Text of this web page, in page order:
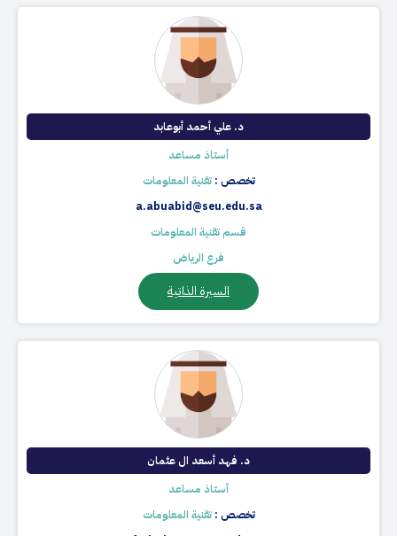
د. علي أحمد أبوعابد
أستاذ مساعد
تخصص :تقنية المعلومات
a.abuabid@seu.edu.sa
قسم تقنية المعلومات
فرع الرياض
السيرة الذاتية
د. فهد أسعد ال عثمان
أستاذ مساعد
تخصص :تقنية المعلومات